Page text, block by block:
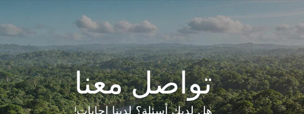
تواصل معنا
هل لديك أسئلة؟ لدينا إجابات!